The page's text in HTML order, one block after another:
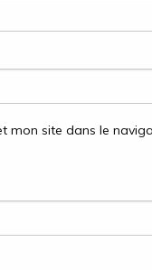
mon site dans le